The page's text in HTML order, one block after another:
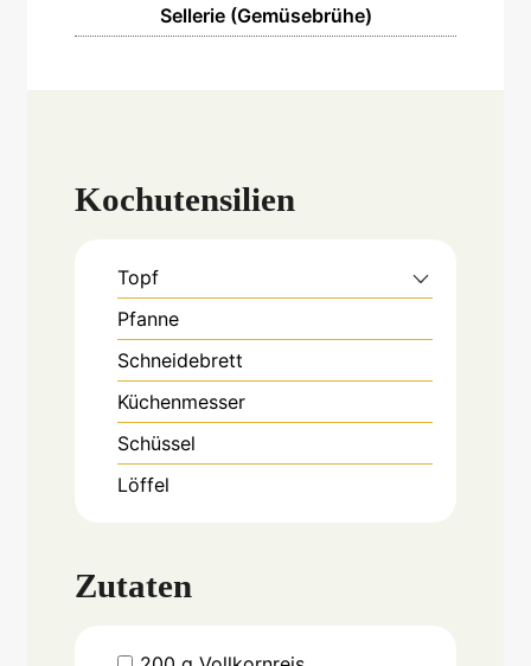
Sellerie (Gemüsebrühe)
Kochutensilien
Topf
Pfanne
Schneidebrett
Küchenmesser
Schüssel
Löffel
Zutaten